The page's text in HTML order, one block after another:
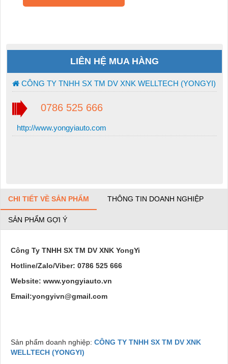
LIÊN HỆ MUA HÀNG
CÔNG TY TNHH SX TM DV XNK WELLTECH (YONGYI)
0786 525 666
http://www.yongyiauto.com
CHI TIẾT VỀ SẢN PHẨM THÔNG TIN DOANH NGHIỆP
SẢN PHẨM GỢI Ý
Công Ty TNHH SX TM DV XNK YongYi
Hotline/Zalo/Viber: 0786 525 666
Website: www.yongyiauto.vn
Email:yongyivn@gmail.com
Sản phẩm doanh nghiệp: CÔNG TY TNHH SX TM DV XNK
WELLTECH (YONGYI)